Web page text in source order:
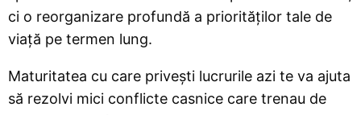
ci o reorganizare profundă a priorităților tale de
viață pe termen lung.
Maturitatea cu care privești lucrurile azi te va ajuta
să rezolvi mici conflicte casnice care trenau de